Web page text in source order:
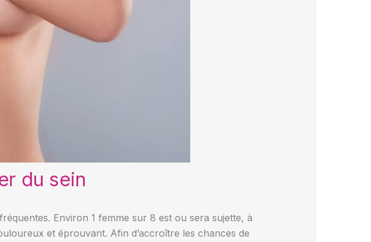
du sein
Environ 1 femme sur 8 est ou sera sujette, à
et éprouvant. Afin d’accroître les chances de